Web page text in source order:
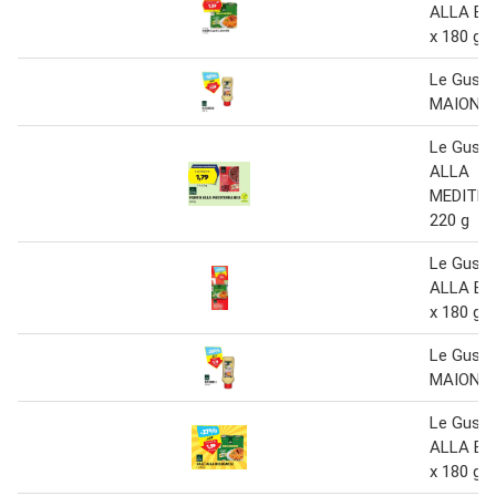
ALLA
x 180 g
Le Gusto
Le
ALLA
220 g
Le
ALLA
x 180 g
Le Gusto
Le
ALLA
x 180 g